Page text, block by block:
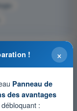
×
!
Panneau de
des avantages
: